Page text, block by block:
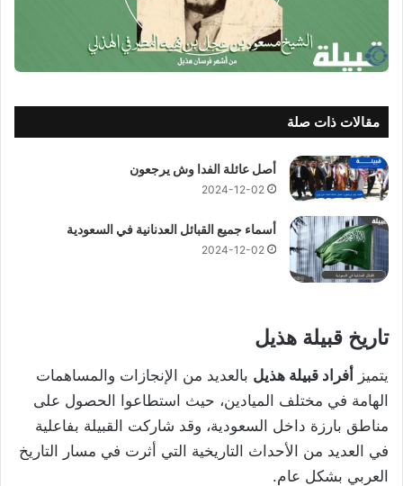
مقالات ذات صلة
أصل عائلة الفدا وش يرجعون
2024-12-02
أسماء جميع القبائل العدنانية في السعودية
2024-12-02
تاريخ قبيلة هذيل
يتميز أفراد قبيلة هذيل بالعديد من الإنجازات والمساهمات
الهامة في مختلف الميادين، حيث استطاعوا الحصول على
مناطق بارزة داخل السعودية، وقد شاركت القبيلة بفاعلية
في العديد من الأحداث التاريخية التي أثرت في مسار التاريخ
العربي بشكل عام.